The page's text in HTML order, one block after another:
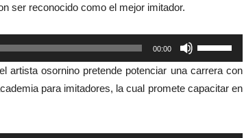
ser reconocido como el mejor imitador.
00:00
las
teclas
de
arriba/abajo
artista osornino pretende potenciar una carrera con
para imitadores, la cual promete capacitar en